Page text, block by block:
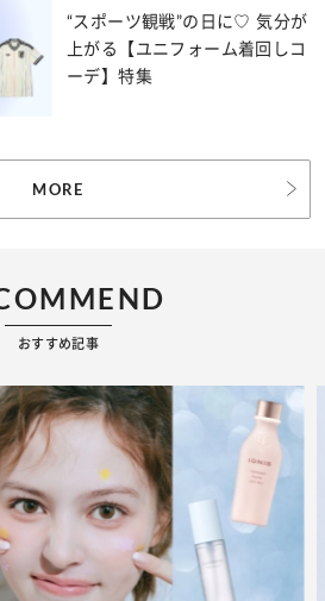
“スポーツ観戦”の日に♡ 気分が
上がる【ユニフォーム着回しコ
ーデ】特集
MORE
おすすめ記事